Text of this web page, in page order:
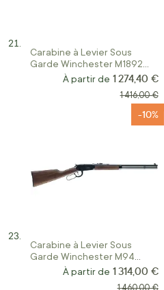
Carabine à Levier Sous
Garde Winchester M1892
Large Loop Calibre 44 RM
À partir de 1 274,40 €
Prix normal
1 416,00 €
Carabine à Levier Sous
Garde Winchester M94
Short Rifle Calibre 30-30Win
-10%
À partir de 1 314,00 €
Prix normal
1 460,00 €